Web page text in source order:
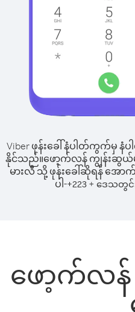
Viber ဖုန်းခေါ်နံပါတ်ကွက်မှ နံ
နိုင်သည်။ဖော့က်လန် ကျွန်းဆွယ်မ
မားလီ သို့ ဖုန်းခေါ်ဆိုရန် အောက်
ပါ-+223+ ဒေသတွင်
ဖော့က်လန်